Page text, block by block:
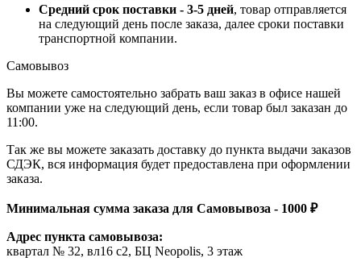
Средний срок поставки - 3-5 дней, товар отправляется
на следующий день после заказа, далее сроки поставки
транспортной компании.
Самовывоз
Вы можете самостоятельно забрать ваш заказ в офисе нашей
компании уже на следующий день, если товар был заказан до
11:00.
Так же вы можете заказать доставку до пункта выдачи заказов
СДЭК, вся информация будет предоставлена при оформлении
заказа.
Минимальная сумма заказа для Самовывоза - 1000 ₽
Адрес пункта самовывоза:
квартал № 32, вл16 с2, БЦ Neopolis, 3 этаж